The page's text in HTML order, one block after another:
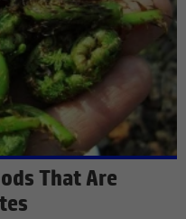
That Are